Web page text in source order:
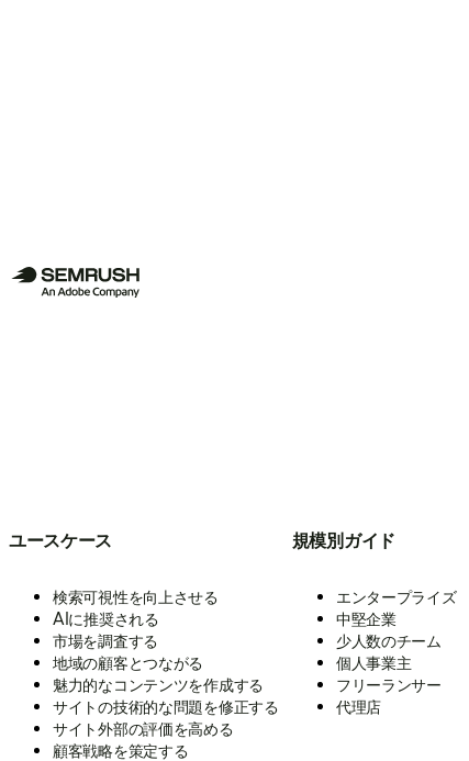
ユースケース
検索可視性を向上させる
AIに推奨される
市場を調査する
地域の顧客とつながる
魅力的なコンテンツを作成する
サイトの技術的な問題を修正する
サイト外部の評価を高める
顧客戦略を策定する
規模別ガイド
エンタープライズ
中堅企業
少人数のチーム
個人事業主
フリーランサー
代理店